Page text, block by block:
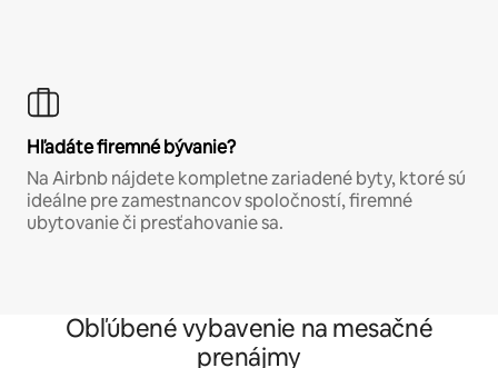
Hľadáte firemné bývanie?
Na Airbnb nájdete kompletne zariadené byty, ktoré sú
ideálne pre zamestnancov spoločností, firemné
ubytovanie či presťahovanie sa.
Obľúbené vybavenie na mesačné
prenájmy